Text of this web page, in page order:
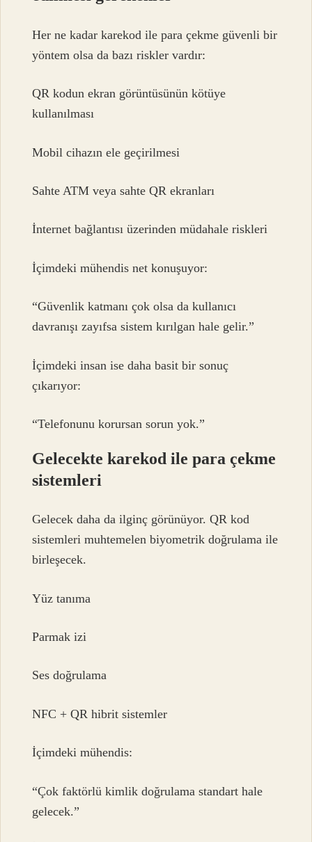
Her ne kadar karekod ile para çekme güvenli bir
yöntem olsa da bazı riskler vardır:
QR kodun ekran görüntüsünün kötüye
kullanılması
Mobil cihazın ele geçirilmesi
Sahte ATM veya sahte QR ekranları
İnternet bağlantısı üzerinden müdahale riskleri
İçimdeki mühendis net konuşuyor:
“Güvenlik katmanı çok olsa da kullanıcı
davranışı zayıfsa sistem kırılgan hale gelir.”
İçimdeki insan ise daha basit bir sonuç
çıkarıyor:
“Telefonunu korursan sorun yok.”
Gelecekte karekod ile para çekme
sistemleri
Gelecek daha da ilginç görünüyor. QR kod
sistemleri muhtemelen biyometrik doğrulama ile
birleşecek.
Yüz tanıma
Parmak izi
Ses doğrulama
NFC + QR hibrit sistemler
İçimdeki mühendis:
“Çok faktörlü kimlik doğrulama standart hale
gelecek.”